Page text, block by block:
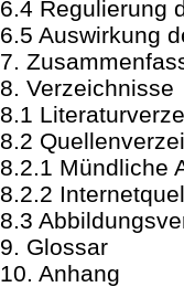
6.4 Regulierung
6.5 Auswirkung
7.
8. Verzeichnisse
8.1
8.2
8.2.1 Mündliche
8.2.2
8.3
9. Glossar
10. Anhang